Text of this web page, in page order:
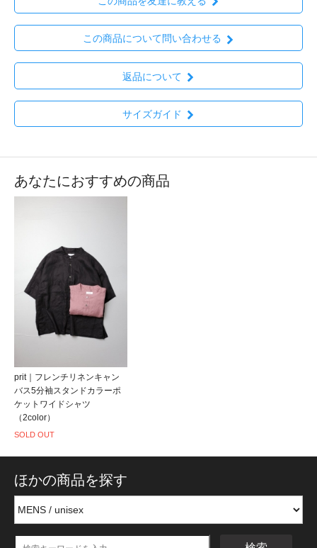
この商品について問い合わせる
返品について
サイズガイド
あなたにおすすめの商品
prit｜フレンチリネンキャン
バス5分袖スタンドカラーポ
ケットワイドシャツ
（2color）
SOLD OUT
ほかの商品を探す